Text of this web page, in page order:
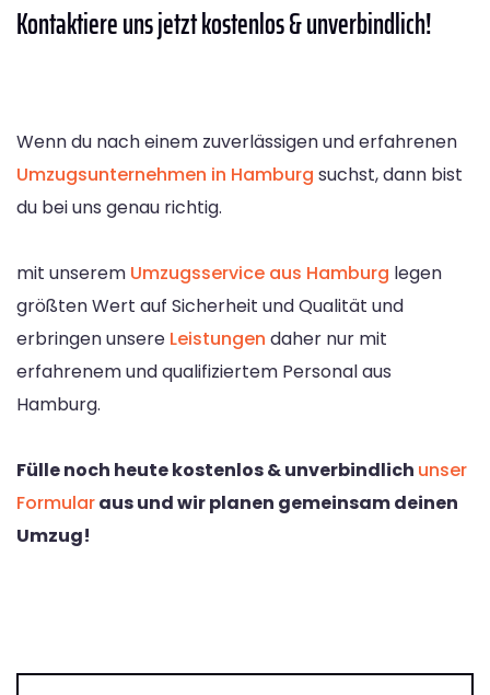
Kontaktiereuns jetzt kostenlos & unverbindlich!
Wenn du nach einem zuverlässigen und erfahrenen
Umzugsunternehmen in Hamburg suchst, dann bist
du bei uns genau richtig.
mit unserem Umzugsservice aus Hamburg legen
größten Wert auf Sicherheit und Qualität und
erbringen unsere Leistungen daher nur mit
erfahrenem und qualifiziertem Personal aus
Hamburg.
Fülle noch heute kostenlos & unverbindlich unser
Formularaus und wir planen gemeinsam deinen
Umzug!